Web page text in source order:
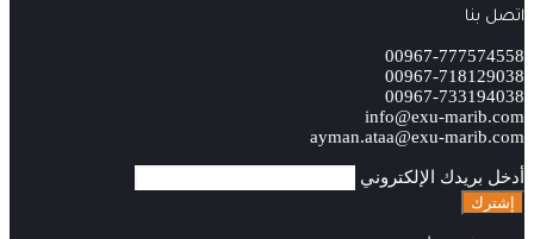
اتصل بنا
00967-777574558
00967-718129038
00967-733194038
info@exu-marib.com
ayman.ataa@exu-marib.com
أدخل بريدك الإلكتروني